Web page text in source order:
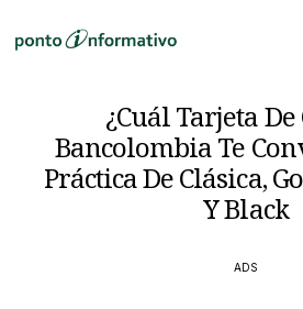
¿Cuál Tarjeta
Bancolombia Te
Práctica De Clásica,
Y Black
ADS